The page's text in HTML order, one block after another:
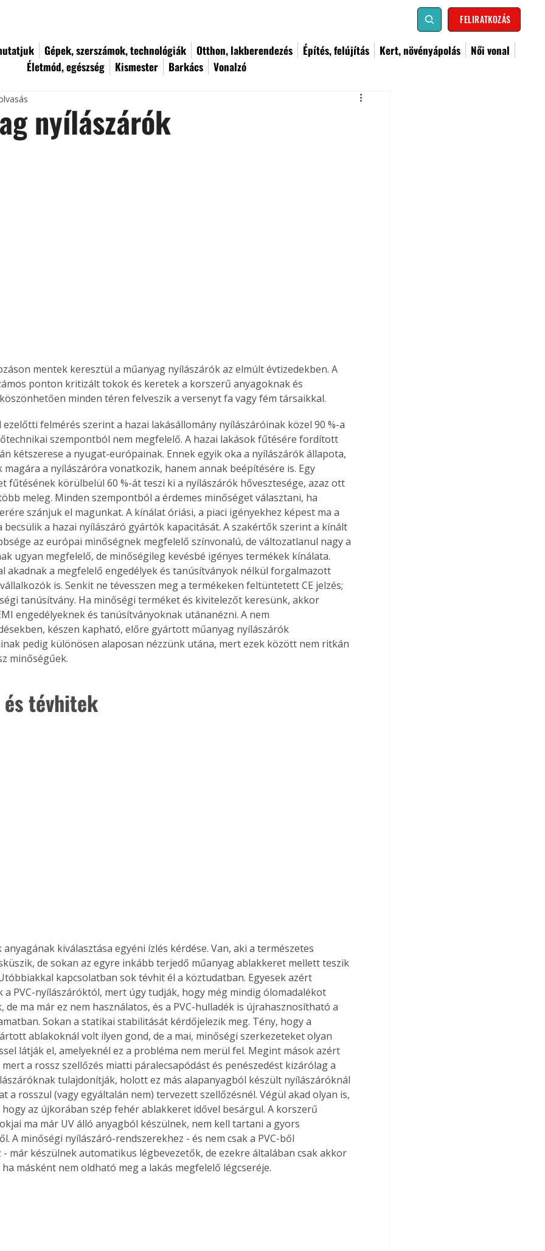
FELIRATKOZÁS
Gépek, szerszámok, technológiák Otthon, lakberendezés Építés, felújítás Kert, növényápolás
Női vonal
Életmód, egészség
Kismester Barkács Vonalzó
az
Együtt jobban megéri!
Bővebb információ itt!
Együtt jobban megéri! A
nyílászárók
mentek keresztül a műanyag nyílászárók az elmúlt évtizedekben. A
ponton kritizált tokok és keretek a korszerű anyagoknak és
minden téren felveszik a versenyt fa vagy fém társaikkal.
ezelőtti felmérés szerint a hazai lakásállomány nyílászáróinak közel 90 %-a
szempontból nem megfelelő. A hazai lakások fűtésére fordított
kétszerese a nyugat-európainak. Ennek egyik oka a nyílászárók állapota,
magára a nyílászáróra vonatkozik, hanem annak beépítésére is. Egy
fűtésének körülbelül 60 %-át teszi ki a nyílászárók hővesztesége, azaz ott
meleg. Minden szempontból a érdemes minőséget választani, ha
szánjuk el magunkat. A kínálat óriási, a piaci igényekhez képest ma a
becsülik a hazai nyílászáró gyártók kapacitását. A szakértők szerint a kínált
az európai minőségnek megfelelő színvonalú, de változatlanul nagy a
ugyan megfelelő, de minőségileg kevésbé igényes termékek kínálata.
akadnak a megfelelő engedélyek és tanúsítványok nélkül forgalmazott
is. Senkit ne tévesszen meg a termékeken feltüntetett CE jelzés;
tanúsítvány. Ha minőségi terméket és kivitelezőt keresünk, akkor
engedélyeknek és tanúsítványoknak utánanézni. A nem
készen kapható, előre gyártott műanyag nyílászárók
pedig különösen alaposan nézzünk utána, mert ezek között nem ritkán
minőségűek.
és tévhitek
anyagának kiválasztása egyéni ízlés kérdése. Van, aki a természetes
de sokan az egyre inkább terjedő műanyag ablakkeret mellett teszik
kapcsolatban sok tévhit él a köztudatban. Egyesek azért
PVC-nyílászáróktól, mert úgy tudják, hogy még mindig ólomadalékot
de ma már ez nem használatos, és a PVC-hulladék is újrahasznosítható a
Sokan a statikai stabilitását kérdőjelezik meg. Tény, hogy a
ablakoknál volt ilyen gond, de a mai, minőségi szerkezeteket olyan
látják el, amelyeknél ez a probléma nem merül fel. Megint mások azért
a rossz szellőzés miatti páralecsapódást és penészedést kizárólag a
tulajdonítják, holott ez más alapanyagból készült nyílászáróknál
a rosszul (vagy egyáltalán nem) tervezett szellőzésnél. Végül akad olyan is,
az újkorában szép fehér ablakkeret idővel besárgul. A korszerű
ma már UV álló anyagból készülnek, nem kell tartani a gyors
A minőségi nyílászáró-rendszerekhez - és nem csak a PVC-ből
- már készülnek automatikus légbevezetők, de ezekre általában csak akkor
másként nem oldható meg a lakás megfelelő légcseréje.